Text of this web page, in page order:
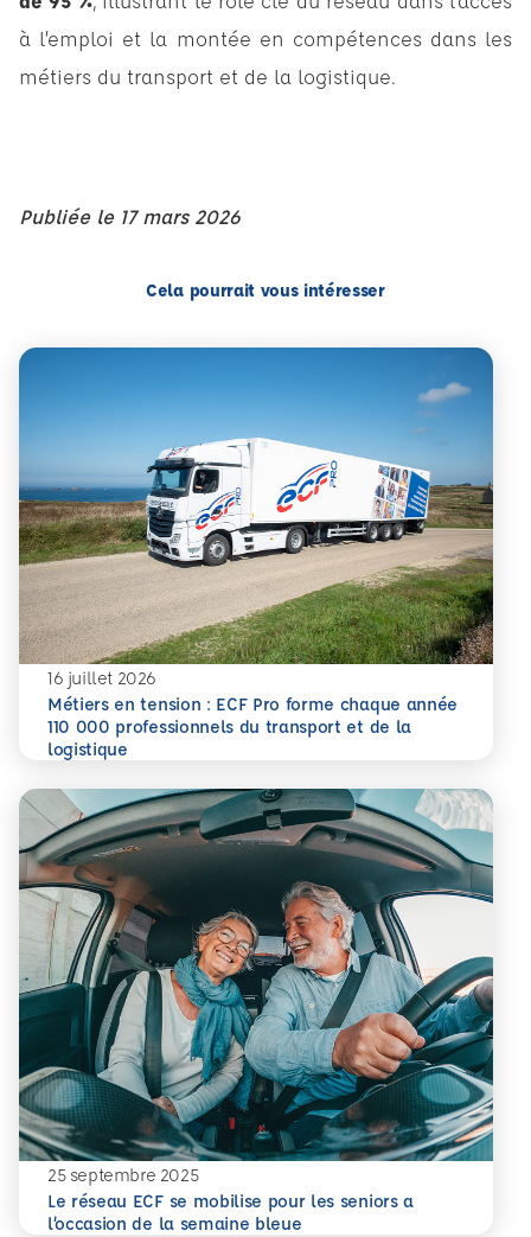
à l’emploi et la montée en compétences dans les
métiers du transport et de la logistique.
Publiée le 17 mars 2026
Cela pourrait vous intéresser
16 juillet 2026
Métiers en tension : ECF Pro forme chaque année
110 000 professionnels du transport et de la
logistique
En savoir plus
25 septembre 2025
Le réseau ECF se mobilise pour les seniors a
l’occasion de la semaine bleue
En savoir plus